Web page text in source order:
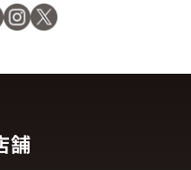
舗